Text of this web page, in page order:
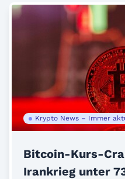
Krypto News – Immer
Bitcoin-Kurs-
Irankrieg unter